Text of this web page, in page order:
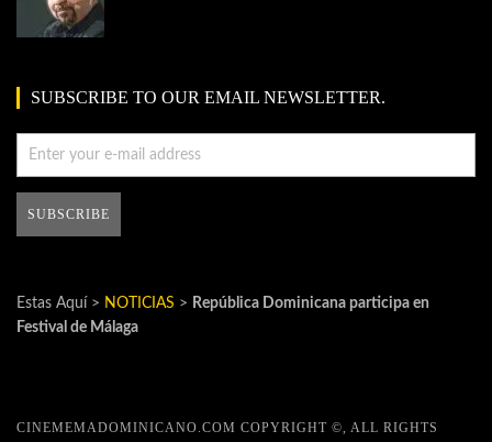
SUBSCRIBE TO OUR EMAIL NEWSLETTER.
Estas Aquí > NOTICIAS > República Dominicana participa en
Festival de Málaga
CINEMEMADOMINICANO.COM COPYRIGHT ©, ALL RIGHTS